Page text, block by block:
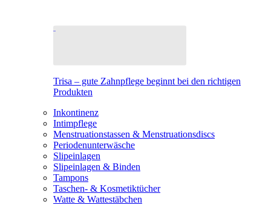
Trisa – gute Zahnpflege beginnt bei den richtigen
Produkten
Inkontinenz
Intimpflege
Menstruationstassen & Menstruationsdiscs
Periodenunterwäsche
Slipeinlagen
Slipeinlagen & Binden
Tampons
Taschen- & Kosmetiktücher
Watte & Wattestäbchen